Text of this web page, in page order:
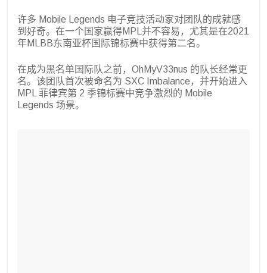
许多 Mobile Legends 电子竞技活动家对团队的成就感
到好奇。在一个国家赢得MPL并不容易，尤其是在2021
年MLBB东南亚杯国际锦标赛中获得第二名。
在成为黑名单国际队之前，OhMyV33nus 的队长经常更
名。该团队首次被命名为 SXC Imbalance，并开始进入
MPL 菲律宾第 2 季锦标赛中竞争激烈的 Mobile
Legends 场景。